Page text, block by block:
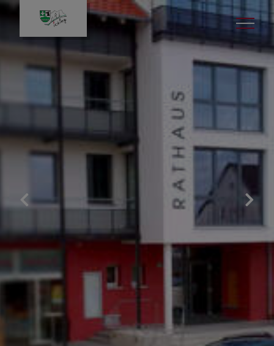
Bürgerservice
Gemeindeverwaltung
Rund um die Uhr in´s
Presse/Messenger
Ver- & Entsorgung